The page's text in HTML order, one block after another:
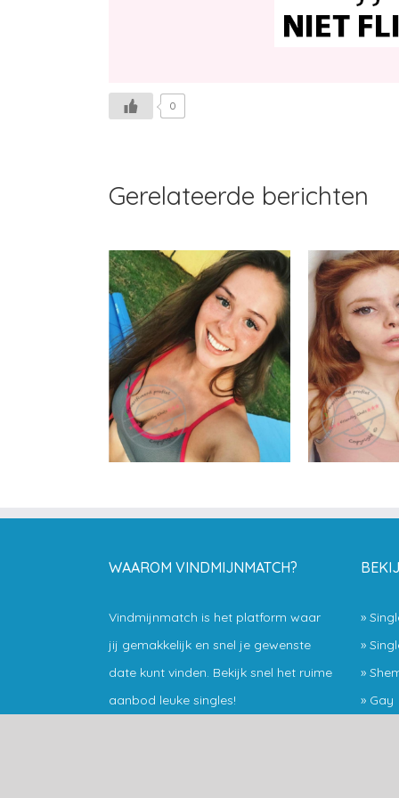
0
Gerelateerde berichten
Likemey
WAAROM VINDMIJNMATCH?
Vindmijnmatch is het platform waar
jij gemakkelijk en snel je gewenste
date kunt vinden. Bekijk snel het ruime
aanbod leuke singles!
»
»
»
» Gay